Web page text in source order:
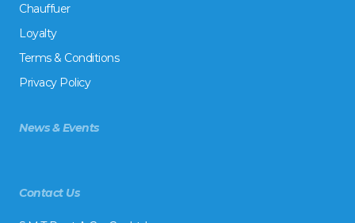
Chauffuer
Loyalty
Terms & Conditions
Privacy Policy
News & Events
Contact Us